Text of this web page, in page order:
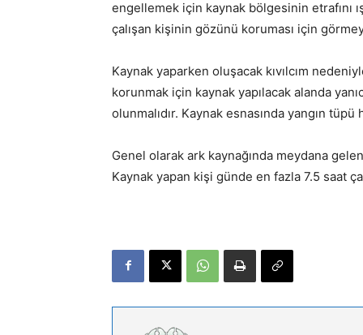
engellemek için kaynak bölgesinin etrafını
çalışan kişinin gözünü koruması için
Kaynak yaparken oluşacak kıvılcım
korunmak için kaynak yapılacak alanda
olunmalıdır. Kaynak esnasında yangın tüpü
Genel olarak ark kaynağında meydana
Kaynak yapan kişi günde en fazla 7.5 saat